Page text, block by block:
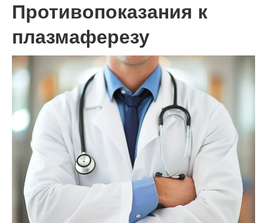
Противопоказания к
плазмаферезу